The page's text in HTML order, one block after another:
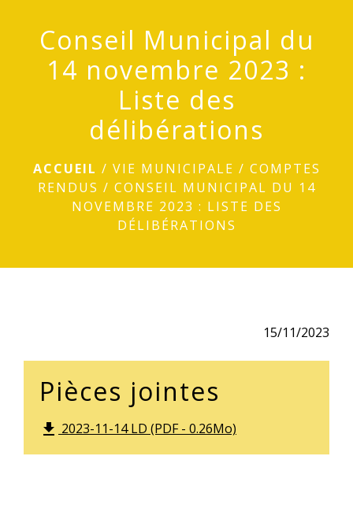
Conseil Municipal du
14 novembre 2023 :
Liste des
délibérations
ACCUEIL / VIE MUNICIPALE / COMPTES
RENDUS / CONSEIL MUNICIPAL DU 14
NOVEMBRE 2023 : LISTE DES
DÉLIBÉRATIONS
15/11/2023
Pièces jointes
file_download 2023-11-14 LD (PDF - 0.26Mo)